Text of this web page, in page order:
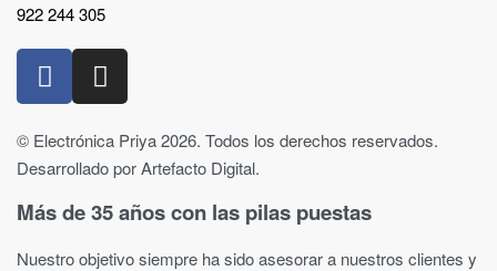
922 244 305
© Electrónica Priya 2026. Todos los derechos reservados.
Desarrollado por Artefacto Digital.
Más de 35 años con las pilas puestas
Nuestro objetivo siempre ha sido asesorar a nuestros clientes y